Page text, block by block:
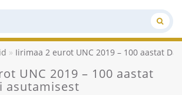
Iirimaa 2 eurot UNC 2019 – 100 aastat
UNC 2019 – 100 aastat
asutamisest